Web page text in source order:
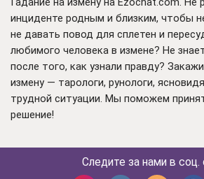
инциденте родным и близким, чтобы
не давать повод для сплетен и
любимого человека в измене? Не
после того, как узнали правду?
измену — тарологи, рунологи,
трудной ситуации. Мы поможем
решение!
Следите за нами в соц.